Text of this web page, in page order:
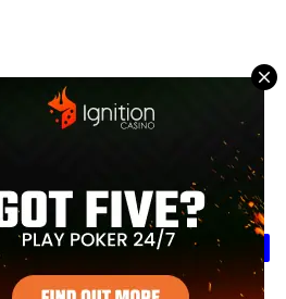
Inicio
Ver versión web